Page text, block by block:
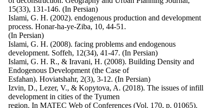
15(33), 131-146. (In Persian)
Islami, G. H. (2002). endogenous production and development
process. Honar-ha-ye-Ziba, 10, 44-51.
(In Persian)
Islami, G. H. (2008). facing problems and endogenous
development. Soffeh, 12(34), 41-47. (In Persian)
Islami, G. H. R., & Iravani, H. (2008). Building Density and
Endogenous Development (the Case of
Esfahan). Hoviatshahr, 2(3), 3-12. (In Persian)
Izvin, D., Lezer, V., & Kopytova, A. (2018). The issues of infill
development in cities of the Tyumen
region. In MATEC Web of Conferences (Vol. 170, p. 01065).